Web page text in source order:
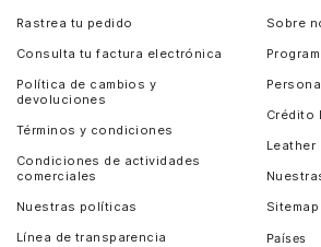
Rastrea tu pedido
Consulta tu factura electrónica
Política de cambios y
devoluciones
Términos y condiciones
Condiciones de actividades
comerciales
Nuestras políticas
Línea de transparencia
Sobre
Crédito
Leather
Sitemap
Países